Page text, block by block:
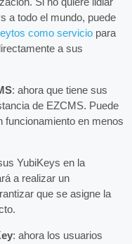
a todo el mundo, puede
como servicio para
a sus
: ahora que tiene sus
de EZCMS. Puede
funcionamiento en menos
YubiKeys en la
a realizar un
que se asigne la
: ahora los usuarios